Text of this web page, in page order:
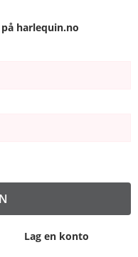
harlequin.no
Lag en konto